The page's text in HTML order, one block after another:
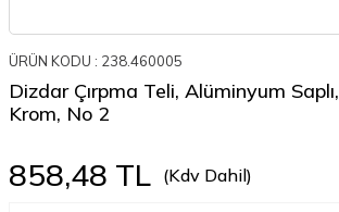
ÜRÜN KODU : 238.460005
Dizdar Çırpma Teli, Alüminyum Saplı,
Krom, No 2
858,48 TL (Kdv Dahil)